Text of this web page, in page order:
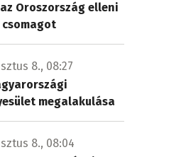
Oroszország elleni
8., 08:27
megalakulása
8., 08:04